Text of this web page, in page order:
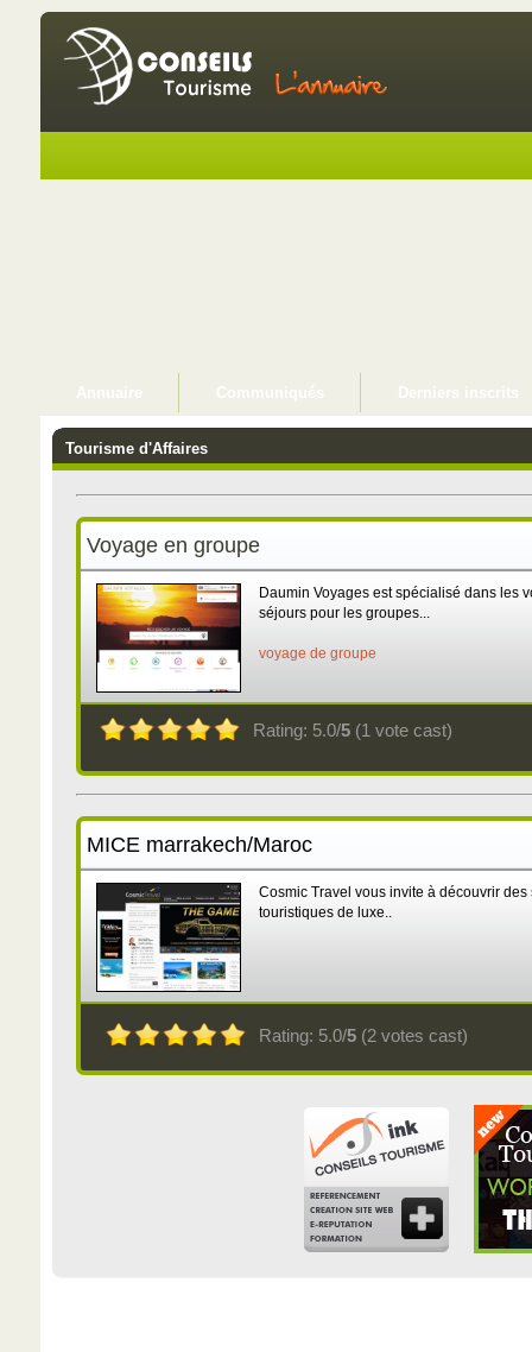
Annuaire Communiqués Derniers inscrits
Tourisme d'Affaires
Voyage en groupe
Daumin Voyages est spécialisé dans les
séjours pour les groupes...
voyage de groupe
Rating: 5.0/5 (1 vote cast)
MICE marrakech/Maroc
Cosmic Travel vous invite à découvrir des
touristiques de luxe..
Rating: 5.0/5 (2 votes cast)